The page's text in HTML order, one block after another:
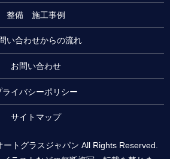
整備 施工事例
い合わせからの流れ
お問い合わせ
ライバシーポリシー
サイトマップ
トグラスジャパン All Rights Reserved.